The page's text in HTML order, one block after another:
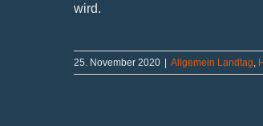
wird.
25. November 2020 | Allgemein Landtag